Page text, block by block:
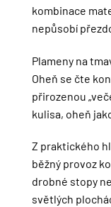
kombinace
nepůsobí
Plameny na
Oheň se čte
přirozenou
kulisa, oheň
Z praktického
běžný provoz
drobné stopy
světlých